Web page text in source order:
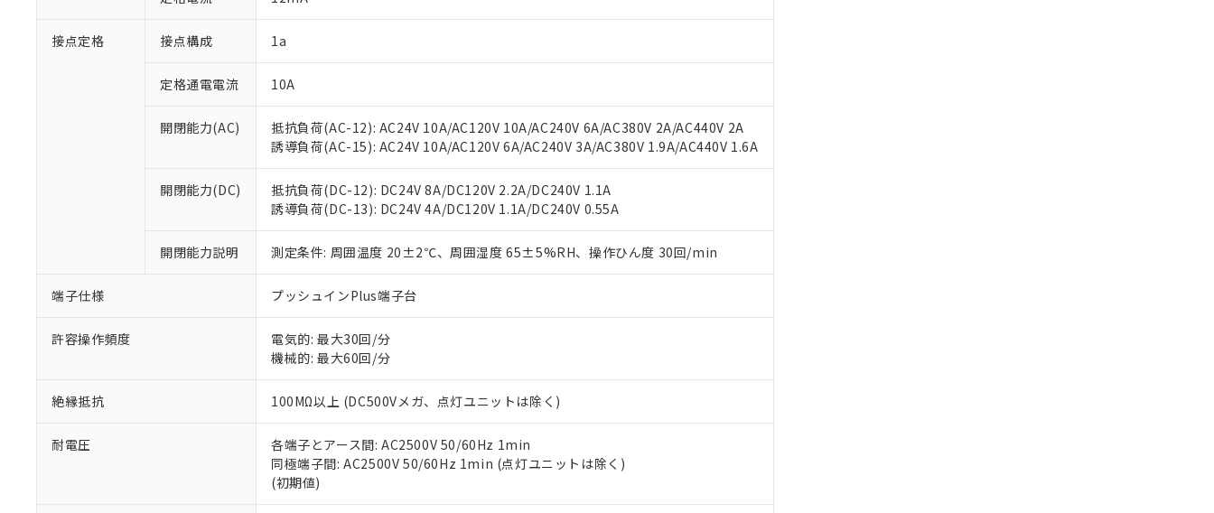
接点定格 接点構成 1a
定格通電電流 10A
開閉能力(AC)
抵抗負荷(AC-12): AC24V 10A/AC120V 10A/AC240V 6A/AC380V 2A/AC440V 2A
誘導負荷(AC-15): AC24V 10A/AC120V 6A/AC240V 3A/AC380V 1.9A/AC440V 1.6A
開閉能力(DC)
抵抗負荷(DC-12): DC24V 8A/DC120V 2.2A/DC240V 1.1A
誘導負荷(DC-13): DC24V 4A/DC120V 1.1A/DC240V 0.55A
開閉能力説明 測定条件: 周囲温度 20±2℃、周囲湿度 65±5%RH、操作ひん度 30回/min
端子仕様 プッシュインPlus端子台
許容操作頻度
電気的: 最大30回/分
機械的: 最大60回/分
絶縁抵抗 100MΩ以上 (DC500Vメガ、点灯ユニットは除く)
耐電圧
各端子とアース間: AC2500V 50/60Hz 1min
同極端子間: AC2500V 50/60Hz 1min (点灯ユニットは除く)
(初期値)
本サービスは、当社制御機器事業取扱商品の当社在庫状況および標準価格(税抜)を提供させていただ
当社制御機器事業取扱商品の中には、本サービスの対象外となる商品もあることをご了承ください。
い。
正式な納期状況および標準価格はお客様のお取引先、またはお客様担当のオムロン制御機器販売店・
当社販売員にご相談ください。
在庫状況および標準価格結果を当社の事前の承諾なく第三者に漏洩または開示しないようお願いしま
す。
マイパーツ機能（部品リスト作成サービス）をご利用いただくには、I-Webメンバーズにご登録され
ている必要があります。
お客様が当ウェブサイト上で当社にご登録された部品リストについて、当社および当社の共同利用者
が、当社の製品・サービスに関するお客様との取引・商談に必要な範囲で利用することをご了承くだ
いる法人を指します。
*EU RoHS指令（10物質）：
フタル酸ビス(2-エチルヘキシル) (DEHP)(別名：DOP) 1000ppm以下、フタル酸ブチルベンジル（BBP） 1000ppm以下、フタル酸ジブチ
ル（DBP） 1000ppm以下、フタル酸ジイソブチル (DIBP) 1000ppm以下
但し、RoHS指令で産業用監視および制御機器に対する適用除外項目は除く。
フタル酸エステル類の４物質については閾値を超える意図的な使用がないことを確認しています。
※2 対応予定月
部品在庫の切り替え状況などにより、予定月が前後することがあります。
※3 非含有証明書ダウンロード
EU RoHS指令（10物質）の非含有証明書
51物質の非含有証明書（当社基準）
※本証明書は発行日時点で非含有を証明するもので、過去に遡って非含有を証明するものではありません。
また、RoHS指令のフタル酸エステル類４物質の対応では、対応完了までの期間は出荷製品に未対応品が
混在することから備考欄に対応日を記載しておりました。
既に当社にて対応品への在庫切替を完了していることから、特段のことがない限り、2022年1月12日よ
り割愛しております。
「×」：最大均質材料含有率が中国RoHSの基準値を超えていることを示します。
Pb(鉛) :1000ppm、 Hg(水銀) : 1000ppm、 Cd(カドミウム) : 100ppm、
DEHP(フタル酸ビス(2-エチルヘキシル)) : 1000ppm
※2 環境保護使用期限
「ｅ」：有害物質（10物質）のすべてが基準値以下であることを示します。
味します。
「－」：未確認です。当社販売部門へお問い合わせください。
当社は、これら貴社製品のうち、外国為替および外国貿易法に定める商品（以下｢規制貨物等」とい
などの必要な手続きをとります。
ます。
当社は貴社製品を、核兵器、ミサイル、化学兵器、生物兵器またはその他武器並びにこれらの製造装
置等に一切使用いたしません。
当社は、貴社製品を第三者に販売する場合は、上記1、2および3の内容を当該第三者に通知します。
たしません。
△ 一定数には満たないが在庫あり
－
在庫なし(最新の在庫状況については、お客様のお取引先、またはお客様担当のオムロン制御
機器販売店・当社販売員にご確認ください)
空
受注生産機種、また在庫状況の情報を公開していない機種